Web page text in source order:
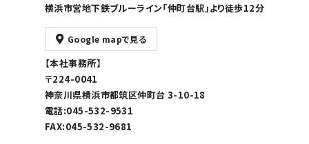
横浜市営地下鉄ブルーライン「仲町台駅」より徒歩12分
Google mapで見る
【本社事務所】
〒224-0041
神奈川県横浜市都筑区仲町台 3-10-18
電話:045-532-9531
FAX:045-532-9681